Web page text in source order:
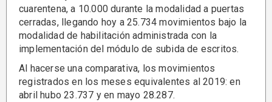
cuarentena, a 10.000 durante la modalidad a puertas
cerradas, llegando hoy a 25.734 movimientos bajo la
modalidad de habilitación administrada con la
implementación del módulo de subida de escritos.
Al hacerse una comparativa, los movimientos
registrados en los meses equivalentes al 2019: en
abril hubo 23.737 y en mayo 28.287.